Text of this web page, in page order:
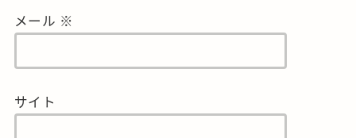
メール ※
サイト